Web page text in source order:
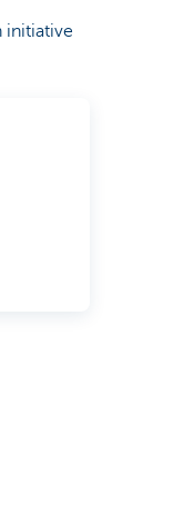
initiative